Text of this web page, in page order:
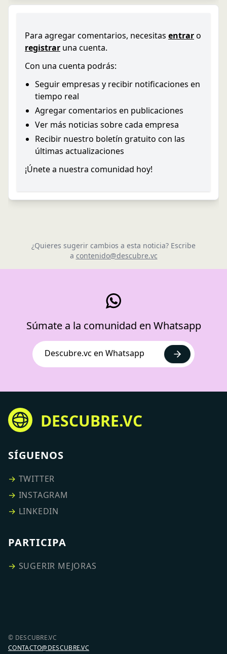
Para agregar comentarios, necesitas entraro
registrar una cuenta.
Con una cuenta podrás:
Seguir empresas y recibir notificaciones en
tiempo real
Agregar comentarios en publicaciones
Ver más noticias sobre cada empresa
Recibir nuestro boletín gratuito con las
últimas actualizaciones
¡Únete a nuestra comunidad hoy!
¿Quieres sugerir cambios a esta noticia? Escribe
a contenido@descubre.vc
Súmate a la comunidad en Whatsapp
Descubre.vc en Whatsapp
DESCUBRE.VC
SÍGUENOS
→ TWITTER
→ INSTAGRAM
→ LINKEDIN
PARTICIPA
→ SUGERIR MEJORAS
© DESCUBRE.VC
CONTACTO@DESCUBRE.VC